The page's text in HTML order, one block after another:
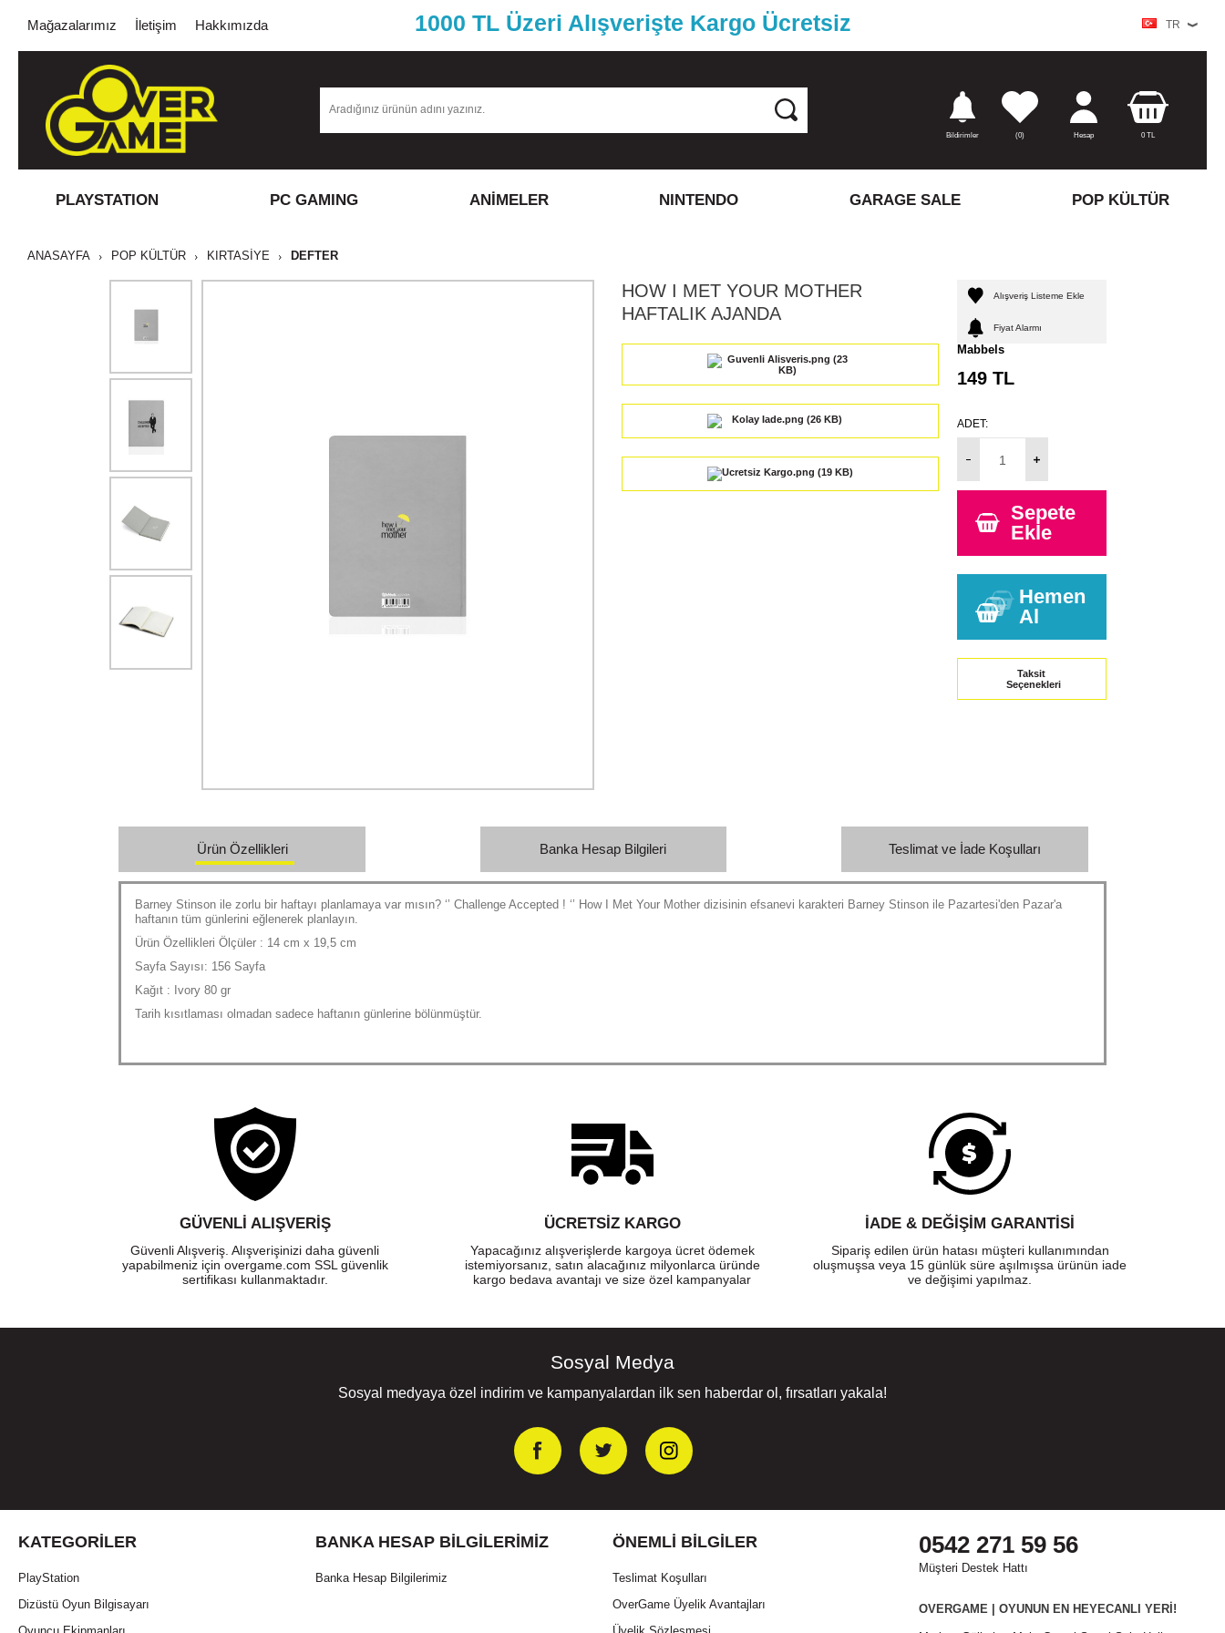
Mağazalarımız İletişim Hakkımızda 1000 TL Üzeri Alışverişte Kargo Ücretsiz TR
Bildirimler (0) Hesap 0TL
PLAYSTATION PC GAMING ANİMELER NINTENDO GARAGE SALE POP KÜLTÜR
ANASAYFA POP KÜLTÜR KIRTASİYE DEFTER
HOW I MET YOUR MOTHER
HAFTALIK AJANDA
Alışveriş Listeme Ekle
Fiyat Alarmı
Mabbels
149TL
ADET:
Sepete
Ekle
Hemen
Al
Taksit
Seçenekleri
Ürün Özellikleri Banka Hesap Bilgileri Teslimat ve İade Koşulları
Barney Stinson ile zorlu bir haftayı planlamaya var mısın? ‘’ Challenge Accepted ! ‘’ How I Met Your Mother dizisinin efsanevi karakteri Barney Stinson ile Pazartesi'den Pazar'a
haftanın tüm günlerini eğlenerek planlayın.
Ürün Özellikleri Ölçüler : 14 cm x 19,5 cm
Sayfa Sayısı: 156 Sayfa
Kağıt : Ivory 80 gr
Tarih kısıtlaması olmadan sadece haftanın günlerine bölünmüştür.
GÜVENLI ALIŞVERIŞ
Güvenli Alışveriş. Alışverişinizi daha güvenli
yapabilmeniz için overgame.com SSL güvenlik
sertifikası kullanmaktadır.
ÜCRETSIZ KARGO
Yapacağınız alışverişlerde kargoya ücret ödemek
istemiyorsanız, satın alacağınız milyonlarca üründe
kargo bedava avantajı ve size özel kampanyalar
İADE & DEĞİŞİM GARANTİSİ
Sipariş edilen ürün hatası müşteri kullanımından
oluşmuşsa veya 15 günlük süre aşılmışsa ürünün iade
ve değişimi yapılmaz.
Sosyal Medya
Sosyal medyaya özel indirim ve kampanyalardan ilk sen haberdar ol, fırsatları yakala!
KATEGORILER
PlayStation
Dizüstü Oyun Bilgisayarı
BANKA HESAP BILGILERIMIZ
Banka Hesap Bilgilerimiz
ÖNEMLI BILGILER
Teslimat Koşulları
OverGame Üyelik Avantajları
0542 271 59 56
Müşteri Destek Hattı
OVERGAME | OYUNUN EN HEYECANLI YERİ!